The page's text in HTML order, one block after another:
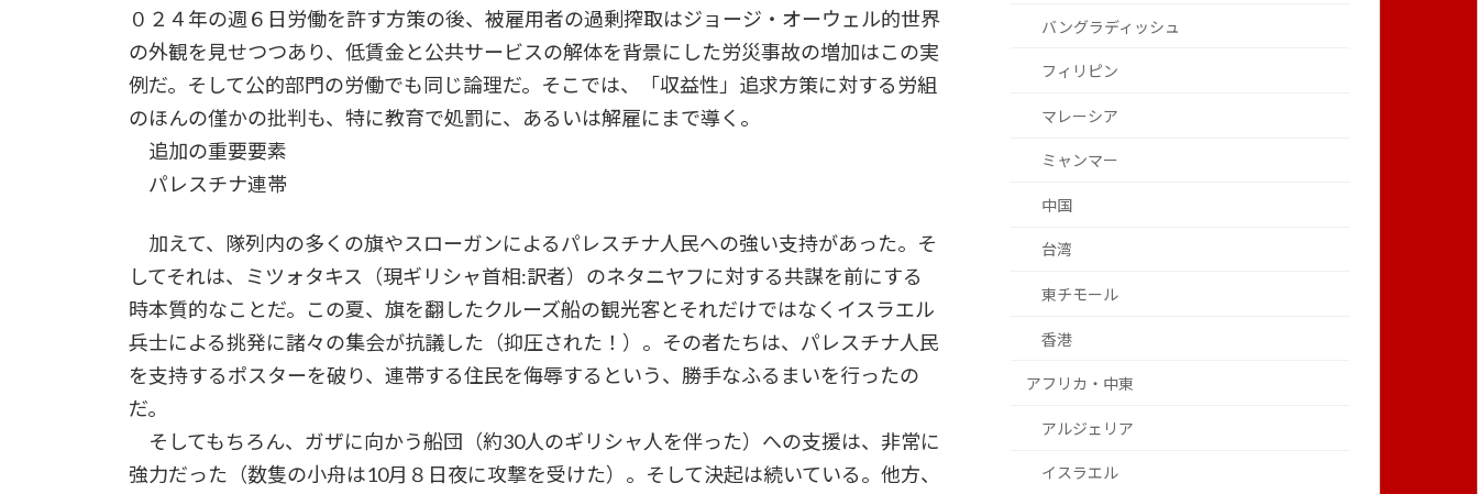
０２４年の週６日労働を許す方策の後、被雇用者の過剰搾取はジョージ・オーウェル的世界
の外観を見せつつあり、低賃金と公共サービスの解体を背景にした労災事故の増加はこの実
例だ。そして公的部門の労働でも同じ論理だ。そこでは、「収益性」追求方策に対する労組
のほんの僅かの批判も、特に教育で処罰に、あるいは解雇にまで導く。
追加の重要要素
パレスチナ連帯
加えて、隊列内の多くの旗やスローガンによるパレスチナ人民への強い支持があった。そ
してそれは、ミツォタキス（現ギリシャ首相:訳者）のネタニヤフに対する共謀を前にする
時本質的なことだ。この夏、旗を翻したクルーズ船の観光客とそれだけではなくイスラエル
兵士による挑発に諸々の集会が抗議した（抑圧された！）。その者たちは、パレスチナ人民
を支持するポスターを破り、連帯する住民を侮辱するという、勝手なふるまいを行ったの
だ。
そしてもちろん、ガザに向かう船団（約30人のギリシャ人を伴った）への支援は、非常に
強力だった（数隻の小舟は10月８日夜に攻撃を受けた）。そして決起は続いている。他方、
バングラディッシュ
フィリピン
マレーシア
ミャンマー
中国
台湾
東チモール
香港
アフリカ・中東
アルジェリア
イスラエル